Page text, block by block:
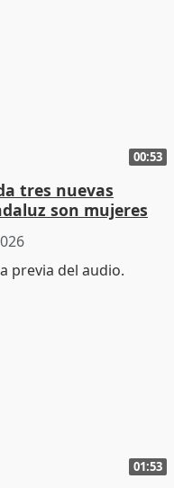
00:53
tres nuevas
son mujeres
01:53